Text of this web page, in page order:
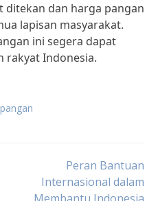
ditekan dan harga pangan
lapisan masyarakat.
ini segera dapat
rakyat Indonesia.
Peran Bantuan
Internasional dalam